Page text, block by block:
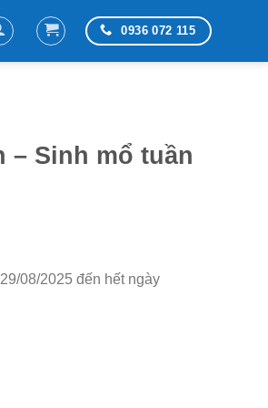
0936 072 115
Sinh mổ tuần
08/2025 đến hết ngày